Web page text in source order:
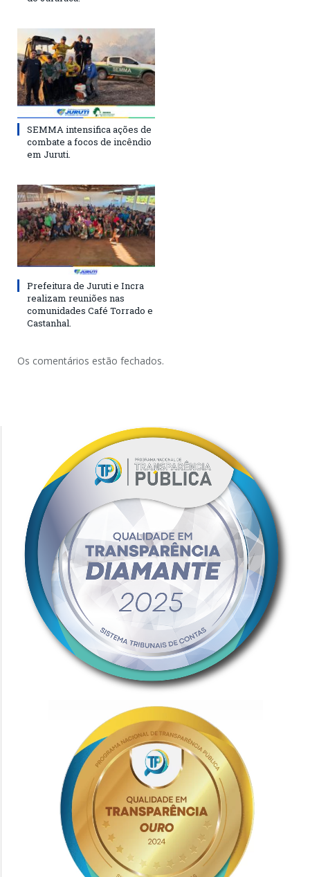
SEMMA intensifica ações de
combate a focos de incêndio
em Juruti.
Prefeitura de Juruti e Incra
realizam reuniões nas
comunidades Café Torrado e
Castanhal.
Os comentários estão fechados.